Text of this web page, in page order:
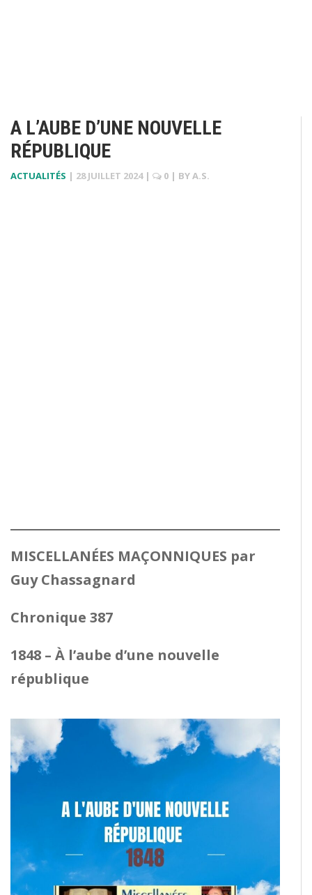
A L’AUBE D’UNE NOUVELLE
RÉPUBLIQUE
ACTUALITÉS | 28 JUILLET 2024 | 0 | BYA.S.
MISCELLANÉES MAÇONNIQUES par
Guy Chassagnard
Chronique 387
1848 – À l’aube d’une nouvelle
république